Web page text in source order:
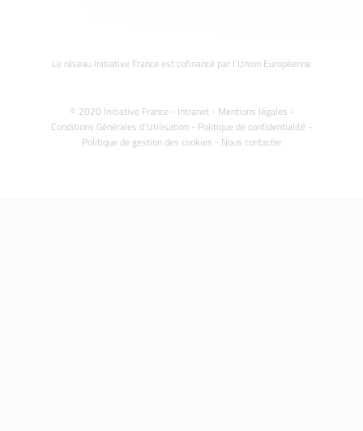
Le réseau Initiative France est cofinancé par l’Union Européenne
© 2020 Initiative France - Intranet- Mentions légales -
Conditions Générales d'Utilisation - Politique de confidentialité -
Politique de gestion des cookies - Nous contacter